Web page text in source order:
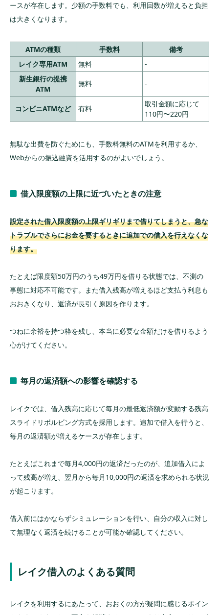
ースが存在します。少額の手数料でも、利用回数が増えると負担
は大きくなります。
ATMの種類 手数料
備考
レイク専用ATM
無料
-
新生銀行の提携
ATM
無料 -
コンビニATMなど 有料
取引金額に応じて
110円〜220円
無駄な出費を防ぐためにも、手数料無料のATMを利用するか、
Webからの振込融資を活用するのがよいでしょう。
借入限度額の上限に近づいたときの注意
設定された借入限度額の上限ギリギリまで借りてしまうと、急な
トラブルでさらにお金を要するときに追加での借入を行えなくな
ります。
たとえば限度額50万円のうち49万円を借りる状態では、不測の
事態に対応不可能です。また借入残高が増えるほど支払う利息も
おおきくなり、返済が長引く原因を作ります。
つねに余裕を持つ枠を残し、本当に必要な金額だけを借りるよう
心がけてください。
毎月の返済額への影響を確認する
レイクでは、借入残高に応じて毎月の最低返済額が変動する残高
スライドリボルビング方式を採用します。追加で借入を行うと、
毎月の返済額が増えるケースが存在します。
たとえばこれまで毎月4,000円の返済だったのが、追加借入によ
って残高が増え、翌月から毎月10,000円の返済を求められる状況
が起こります。
借入前にはかならずシミュレーションを行い、自分の収入に対し
て無理なく返済を続けることが可能か確認してください。
レイク借入のよくある質問
レイクを利用するにあたって、おおくの方が疑問に感じるポイン